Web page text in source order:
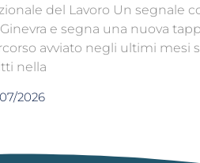
del Lavoro Un segnale
e segna una nuova
avviato negli ultimi mesi
nella
2026